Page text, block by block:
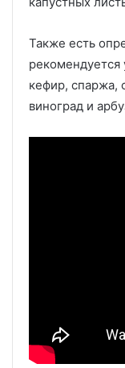
Также есть
рекомендуется
кефир, спаржа,
виноград и